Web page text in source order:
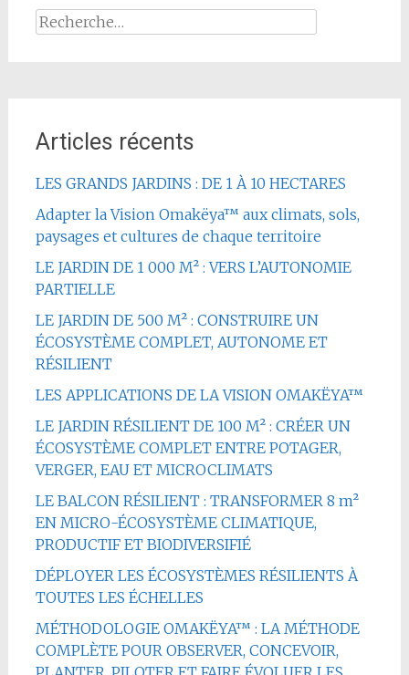
Rechercher :
Articles récents
LES GRANDS JARDINS : DE 1 À 10 HECTARES
Adapter la Vision Omakëya™ aux climats, sols,
paysages et cultures de chaque territoire
LE JARDIN DE 1 000 M² : VERS L’AUTONOMIE
PARTIELLE
LE JARDIN DE 500 M² : CONSTRUIRE UN
ÉCOSYSTÈME COMPLET, AUTONOME ET
RÉSILIENT
LES APPLICATIONS DE LA VISION OMAKËYA™
LE JARDIN RÉSILIENT DE 100 M² : CRÉER UN
ÉCOSYSTÈME COMPLET ENTRE POTAGER,
VERGER, EAU ET MICROCLIMATS
LE BALCON RÉSILIENT : TRANSFORMER 8 m²
EN MICRO-ÉCOSYSTÈME CLIMATIQUE,
PRODUCTIF ET BIODIVERSIFIÉ
DÉPLOYER LES ÉCOSYSTÈMES RÉSILIENTS À
TOUTES LES ÉCHELLES
MÉTHODOLOGIE OMAKËYA™ : LA MÉTHODE
COMPLÈTE POUR OBSERVER, CONCEVOIR,